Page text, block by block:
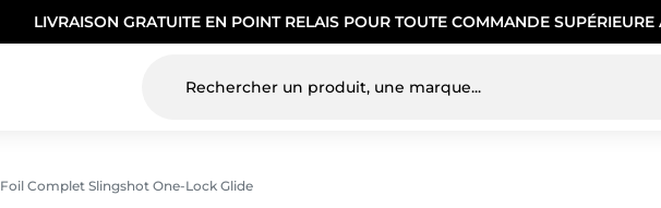
LIVRAISON GRATUITE EN POINT RELAIS POUR TOUTE COMMANDE
Foil Complet Slingshot One-Lock Glide